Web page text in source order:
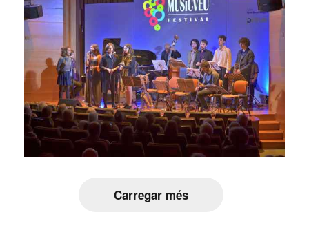
Carregar més